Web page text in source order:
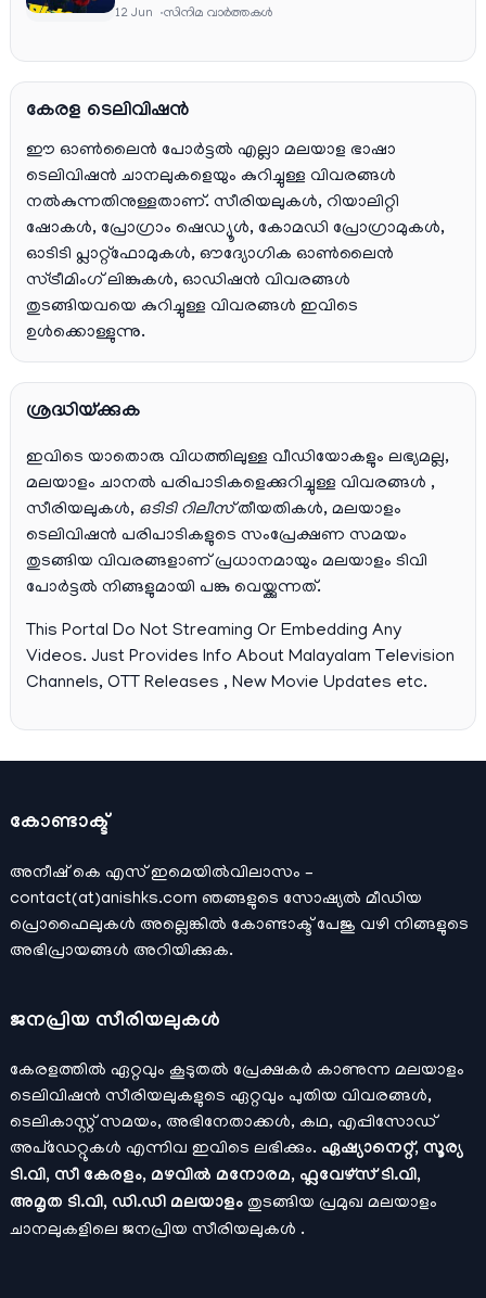
12 Jun സിനിമ വാര്‍ത്തകള്‍
കേരള ടെലിവിഷൻ
ഈ ഓൺലൈൻ പോർട്ടൽ എല്ലാ മലയാള ഭാഷാ
ടെലിവിഷൻ ചാനലുകളെയും കുറിച്ചുള്ള വിവരങ്ങൾ
നൽകുന്നതിനുള്ളതാണ്. സീരിയലുകൾ, റിയാലിറ്റി
ഷോകൾ, പ്രോഗ്രാം ഷെഡ്യൂൾ, കോമഡി പ്രോഗ്രാമുകൾ,
ഓടിടി പ്ലാറ്റ്‌ഫോമുകൾ, ഔദ്യോഗിക ഓൺലൈൻ
സ്ട്രീമിംഗ് ലിങ്കുകൾ, ഓഡിഷൻ വിവരങ്ങൾ
തുടങ്ങിയവയെ കുറിച്ചുള്ള വിവരങ്ങൾ ഇവിടെ
ഉൾക്കൊള്ളുന്നു.
ശ്രദ്ധിയ്ക്കുക
ഇവിടെ യാതൊരു വിധത്തിലുള്ള വീഡിയോകളും ലഭ്യമല്ല,
മലയാളം ചാനല്‍ പരിപാടികളെക്കുറിച്ചുള്ള വിവരങ്ങള്‍ ,
സീരിയലുകള്‍, ഒടിടി റിലീസ്തീയതികള്‍, മലയാളം
ടെലിവിഷന്‍ പരിപാടികളുടെ സംപ്രേക്ഷണ സമയം
തുടങ്ങിയ വിവരങ്ങളാണ് പ്രധാനമായും മലയാളം ടിവി
പോര്‍ട്ടല്‍ നിങ്ങളുമായി പങ്കു വെയ്ക്കുന്നത്.
This Portal Do Not Streaming Or Embedding Any
Videos. Just Provides Info About Malayalam Television
Channels, OTT Releases , New Movie Updates etc.
കോണ്ടാക്ട്
അനീഷ്‌ കെ എസ് ഇമെയില്‍വിലാസം –
contact(at)anishks.com ഞങ്ങളുടെ സോഷ്യല്‍ മീഡിയ
പ്രൊഫൈലുകള്‍ അല്ലെങ്കില്‍ കോണ്ടാക്ട്പേജു വഴി നിങ്ങളുടെ
അഭിപ്രായങ്ങള്‍ അറിയിക്കുക.
ജനപ്രിയ സീരിയലുകള്‍
കേരളത്തിൽ ഏറ്റവും കൂടുതൽ പ്രേക്ഷകർ കാണുന്ന മലയാളം
ടെലിവിഷൻ സീരിയലുകളുടെ ഏറ്റവും പുതിയ വിവരങ്ങൾ,
ടെലികാസ്റ്റ് സമയം, അഭിനേതാക്കൾ, കഥ, എപ്പിസോഡ്
അപ്ഡേറ്റുകൾ എന്നിവ ഇവിടെ ലഭിക്കും. ഏഷ്യാനെറ്റ്, സൂര്യ
ടി.വി, സീ കേരളം, മഴവിൽ മനോരമ, ഫ്ലവേഴ്സ് ടി.വി,
അമൃത ടി.വി, ഡി.ഡി മലയാളം തുടങ്ങിയ പ്രമുഖ മലയാളം
ചാനലുകളിലെ ജനപ്രിയ സീരിയലുകൾ .